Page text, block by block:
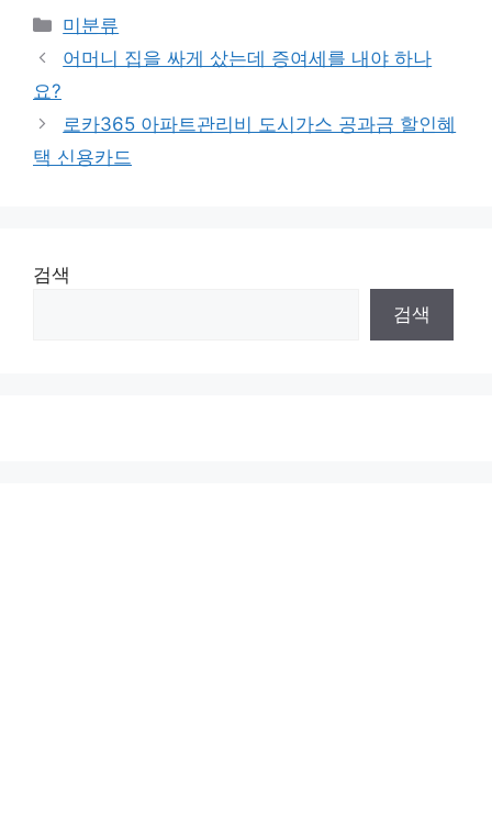
Categories
미분류
어머니 집을 싸게 샀는데 증여세를 내야 하나
요?
로카365 아파트관리비 도시가스 공과금 할인혜
택 신용카드
검색
검색